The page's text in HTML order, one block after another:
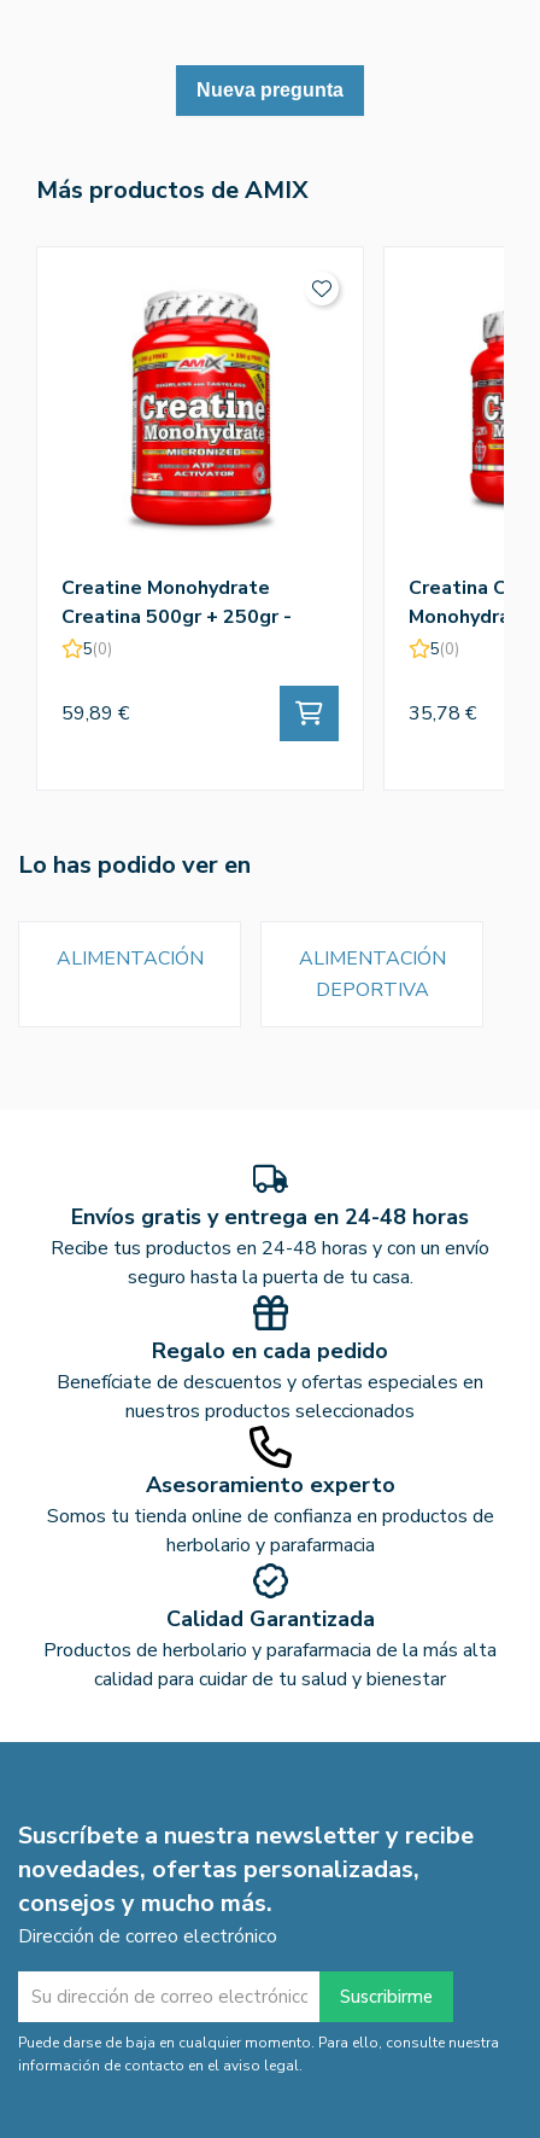
Nueva pregunta
Más productos de AMIX
Creatine Monohydrate
Creatina 500gr + 250gr -
Amix
5(0)
59,89 €
Creatina
Monohydrate
5(0)
35,78 €
Lo has podido ver en
ALIMENTACIÓN
ALIMENTACIÓN
DEPORTIVA
Envíos gratis y entrega en 24-48 horas
Recibe tus productos en 24-48 horas y con un envío
seguro hasta la puerta de tu casa.
Regalo en cada pedido
Benefíciate de descuentos y ofertas especiales en
nuestros productos seleccionados
Asesoramiento experto
Somos tu tienda online de confianza en productos de
herbolario y parafarmacia
Calidad Garantizada
Productos de herbolario y parafarmacia de la más alta
calidad para cuidar de tu salud y bienestar
Suscríbete a nuestra newsletter y recibe
novedades, ofertas personalizadas,
consejos y mucho más.
Dirección de correo electrónico
Puede darse de baja en cualquier momento. Para ello, consulte nuestra
información de contacto en el aviso legal.